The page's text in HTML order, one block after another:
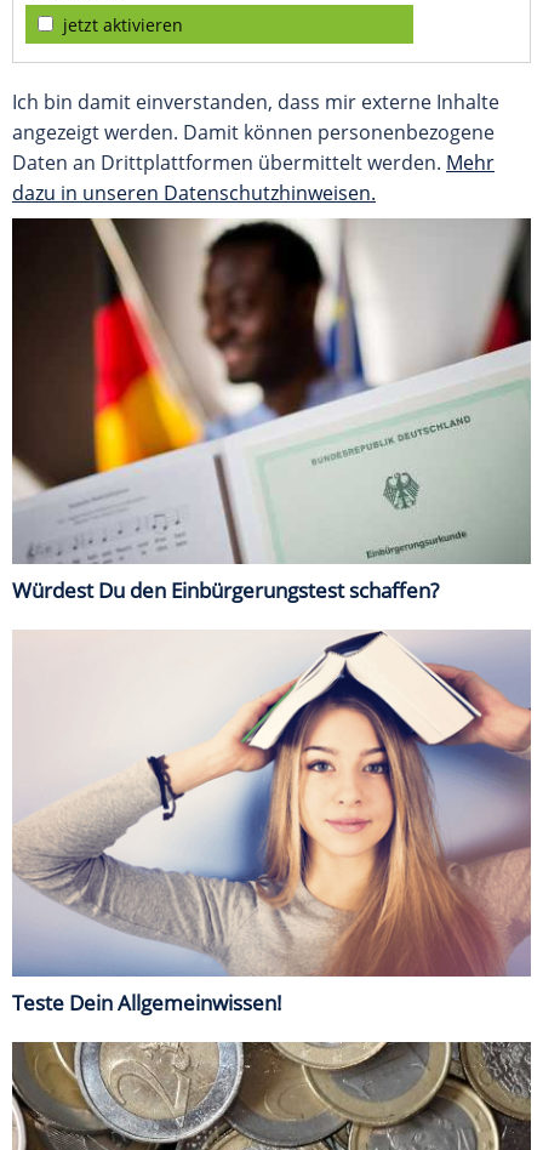
jetzt aktivieren
Ich bin damit einverstanden, dass mir externe Inhalte
angezeigt werden. Damit können personenbezogene
Daten an Drittplattformen übermittelt werden. Mehr
dazu in unseren Datenschutzhinweisen.
Würdest Du den Einbürgerungstest schaffen?
Teste Dein Allgemeinwissen!